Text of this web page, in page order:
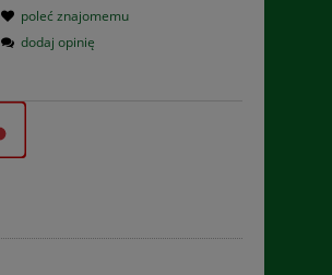
poleć znajomemu
dodaj opinię